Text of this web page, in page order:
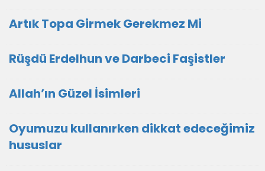
Artık Topa Girmek Gerekmez Mi
Rüşdü Erdelhun ve Darbeci Faşistler
Allah’ın Güzel İsimleri
Oyumuzu kullanırken dikkat edeceğimiz
hususlar